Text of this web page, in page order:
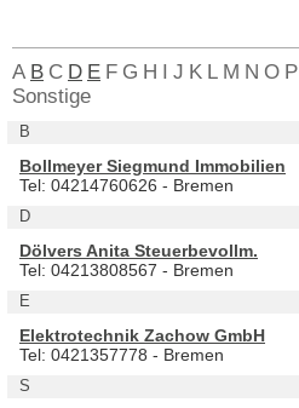
A B C D E F G H I J K L M N O P
Sonstige
B
Bollmeyer Siegmund Immobilien
Tel: 04214760626 - Bremen
D
Dölvers Anita Steuerbevollm.
Tel: 04213808567 - Bremen
E
Elektrotechnik Zachow GmbH
Tel: 0421357778 - Bremen
S